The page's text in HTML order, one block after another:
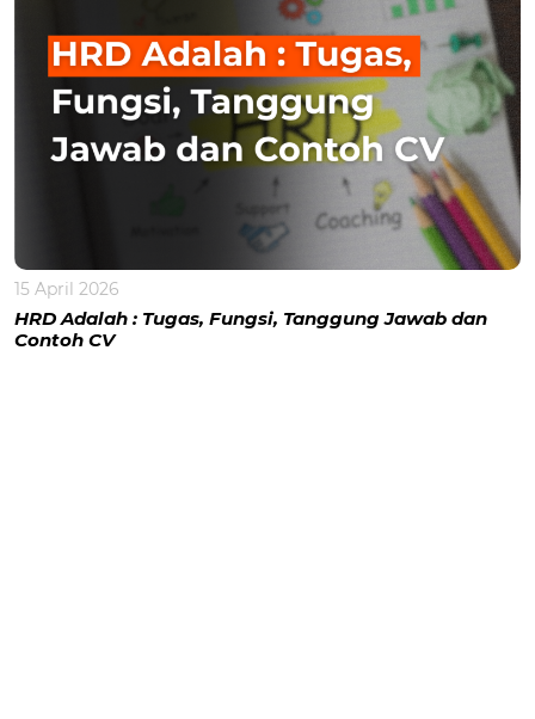
15 April 2026
HRD Adalah : Tugas, Fungsi, Tanggung Jawab dan
Contoh CV